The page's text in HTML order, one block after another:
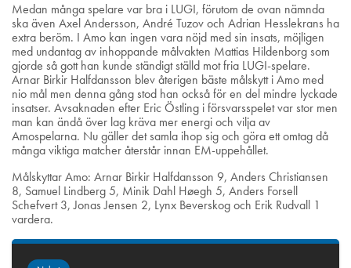
Medan många spelare var bra i LUGI, förutom de ovan nämnda
ska även Axel Andersson, André Tuzov och Adrian Hesslekrans ha
extra beröm. I Amo kan ingen vara nöjd med sin insats, möjligen
med undantag av inhoppande målvakten Mattias Hildenborg som
gjorde så gott han kunde ständigt ställd mot fria LUGI-spelare.
Arnar Birkir Halfdansson blev återigen bäste målskytt i Amo med
nio mål men denna gång stod han också för en del mindre lyckade
insatser. Avsaknaden efter Eric Östling i försvarsspelet var stor men
man kan ändå över lag kräva mer energi och vilja av
Amospelarna. Nu gäller det samla ihop sig och göra ett omtag då
många viktiga matcher återstår innan EM-uppehållet.
Målskyttar Amo: Arnar Birkir Halfdansson 9, Anders Christiansen
8, Samuel Lindberg 5, Minik Dahl Høegh 5, Anders Forsell
Schefvert 3, Jonas Jensen 2, Lynx Beverskog och Erik Rudvall 1
vardera.